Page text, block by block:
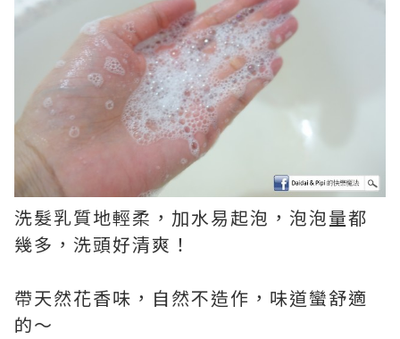
洗髮乳質地輕柔，加水易起泡，泡泡量都
幾多，洗頭好清爽！
帶天然花香味，自然不造作，味道蠻舒適
的～